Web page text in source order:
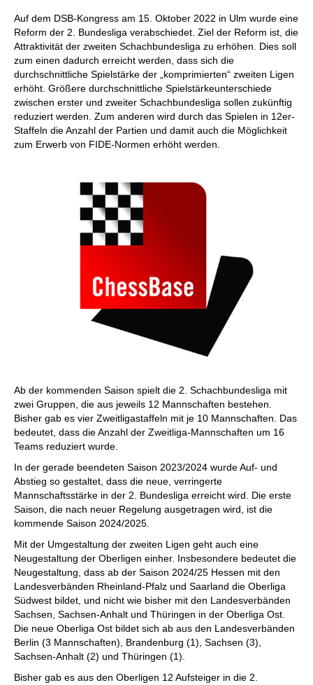
Auf dem DSB-Kongress am 15. Oktober 2022 in Ulm wurde eine
Reform der 2. Bundesliga verabschiedet. Ziel der Reform ist, die
Attraktivität der zweiten Schachbundesliga zu erhöhen. Dies soll
zum einen dadurch erreicht werden, dass sich die
durchschnittliche Spielstärke der „komprimierten“ zweiten Ligen
erhöht. Größere durchschnittliche Spielstärkeunterschiede
zwischen erster und zweiter Schachbundesliga sollen zukünftig
reduziert werden. Zum anderen wird durch das Spielen in 12er-
Staffeln die Anzahl der Partien und damit auch die Möglichkeit
zum Erwerb von FIDE-Normen erhöht werden.
Ab der kommenden Saison spielt die 2. Schachbundesliga mit
zwei Gruppen, die aus jeweils 12 Mannschaften bestehen.
Bisher gab es vier Zweitligastaffeln mit je 10 Mannschaften. Das
bedeutet, dass die Anzahl der Zweitliga-Mannschaften um 16
Teams reduziert wurde.
In der gerade beendeten Saison 2023/2024 wurde Auf- und
Abstieg so gestaltet, dass die neue, verringerte
Mannschaftsstärke in der 2. Bundesliga erreicht wird. Die erste
Saison, die nach neuer Regelung ausgetragen wird, ist die
kommende Saison 2024/2025.
Mit der Umgestaltung der zweiten Ligen geht auch eine
Neugestaltung der Oberligen einher. Insbesondere bedeutet die
Neugestaltung, dass ab der Saison 2024/25 Hessen mit den
Landesverbänden Rheinland-Pfalz und Saarland die Oberliga
Südwest bildet, und nicht wie bisher mit den Landesverbänden
Sachsen, Sachsen-Anhalt und Thüringen in der Oberliga Ost.
Die neue Oberliga Ost bildet sich ab aus den Landesverbänden
Berlin (3 Mannschaften), Brandenburg (1), Sachsen (3),
Sachsen-Anhalt (2) und Thüringen (1).
Bisher gab es aus den Oberligen 12 Aufsteiger in die 2.